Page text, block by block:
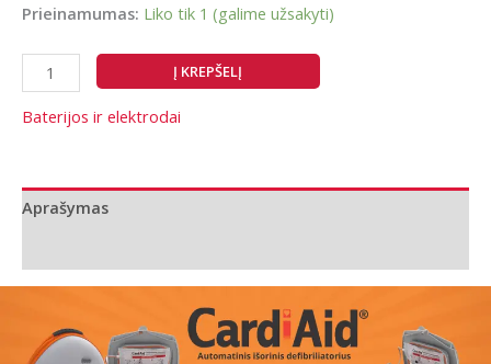
Prieinamumas: Liko tik 1 (galime užsakyti)
produkto
kiekis:
CardiAid
vaikams
Į KREPŠELĮ
Baterijos ir elektrodai
Aprašymas